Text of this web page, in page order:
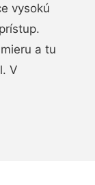
vysokú
a tu
V